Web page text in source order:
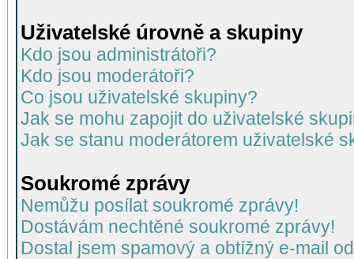
Uživatelské úrovně a skupiny
Kdo jsou administrátoři?
Kdo jsou moderátoři?
Co jsou uživatelské skupiny?
Jak se mohu zapojit do uživatelské
Jak se stanu moderátorem uživatelské
Soukromé zprávy
Nemůžu posílat soukromé zprávy!
Dostávám nechtěné soukromé zprávy!
Dostal jsem spamový a obtížný e-mail